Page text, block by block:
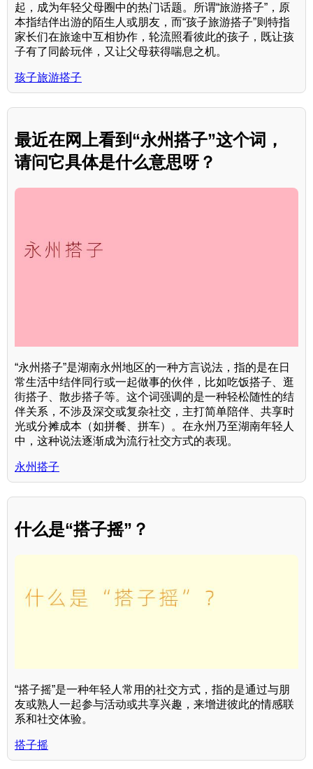
起，成为年轻父母圈中的热门话题。所谓“旅游搭子”，原
本指结伴出游的陌生人或朋友，而“孩子旅游搭子”则特指
家长们在旅途中互相协作，轮流照看彼此的孩子，既让孩
子有了同龄玩伴，又让父母获得喘息之机。
孩子旅游搭子
最近在网上看到“永州搭子”这个词，
请问它具体是什么意思呀？
“永州搭子”是湖南永州地区的一种方言说法，指的是在日
常生活中结伴同行或一起做事的伙伴，比如吃饭搭子、逛
街搭子、散步搭子等。这个词强调的是一种轻松随性的结
伴关系，不涉及深交或复杂社交，主打简单陪伴、共享时
光或分摊成本（如拼餐、拼车）。在永州乃至湖南年轻人
中，这种说法逐渐成为流行社交方式的表现。
永州搭子
什么是“搭子摇”？
“搭子摇”是一种年轻人常用的社交方式，指的是通过与朋
友或熟人一起参与活动或共享兴趣，来增进彼此的情感联
系和社交体验。
搭子摇